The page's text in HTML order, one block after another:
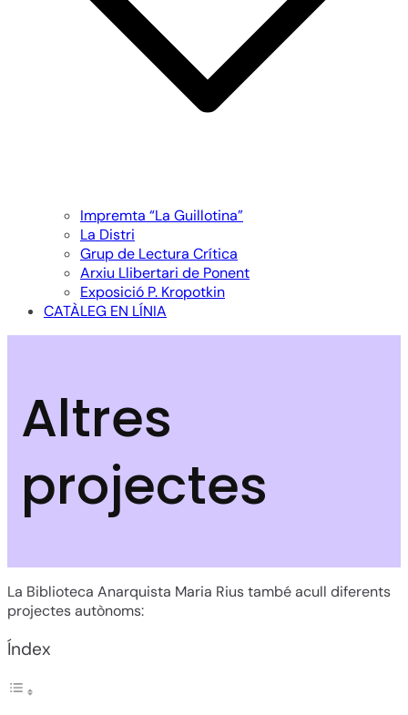
Impremta “La Guillotina”
La Distri
Grup de Lectura Crítica
Arxiu Llibertari de Ponent
Exposició P. Kropotkin
CATÀLEG EN LÍNIA
Altres
projectes
La Biblioteca Anarquista Maria Rius també acull diferents
projectes autònoms:
Índex